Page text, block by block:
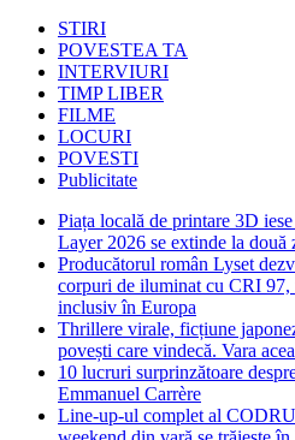
STIRI
POVESTEA TA
INTERVIURI
TIMP LIBER
FILME
LOCURI
POVESTI
Publicitate
Piața locală de printare 3D
Layer 2026 se extinde la două
Producătorul român Lyset
corpuri de iluminat cu CRI 97,
inclusiv în Europa
Thrillere virale, ficțiune
povești care vindecă. Vara
10 lucruri surprinzătoare
Emmanuel Carrère
Line-up-ul complet al